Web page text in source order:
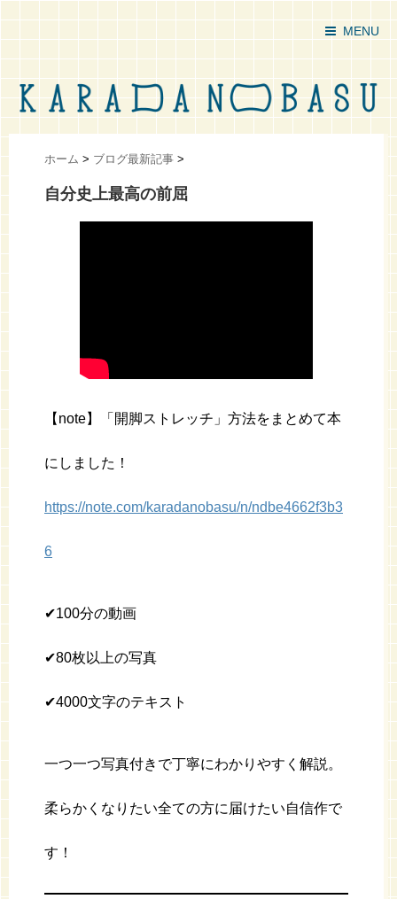
MENU
ホーム > ブログ最新記事 >
自分史上最高の前屈
【note】「開脚ストレッチ」方法をまとめて本
にしました！
https://note.com/karadanobasu/n/ndbe4662f3b3
6
✔︎100分の動画
✔︎80枚以上の写真
✔︎4000文字のテキスト
一つ一つ写真付きで丁寧にわかりやすく解説。
柔らかくなりたい全ての方に届けたい自信作で
す！